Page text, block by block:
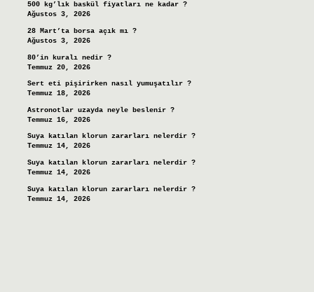
500 kg’lık baskül fiyatları ne kadar ?
Ağustos 3, 2026
28 Mart’ta borsa açık mı ?
Ağustos 3, 2026
80’in kuralı nedir ?
Temmuz 20, 2026
Sert eti pişirirken nasıl yumuşatılır ?
Temmuz 18, 2026
Astronotlar uzayda neyle beslenir ?
Temmuz 16, 2026
Suya katılan klorun zararları nelerdir ?
Temmuz 14, 2026
Suya katılan klorun zararları nelerdir ?
Temmuz 14, 2026
Suya katılan klorun zararları nelerdir ?
Temmuz 14, 2026